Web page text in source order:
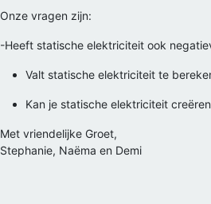
Onze vragen zijn:
-Heeft statische elektriciteit ook
Valt statische elektriciteit te
Kan je statische elektriciteit
Met vriendelijke Groet,
Stephanie, Naëma en Demi